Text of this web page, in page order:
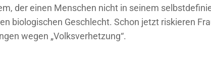
der einen Menschen nicht in seinem
biologischen Geschlecht. Schon jetzt riskieren
wegen „Volksverhetzung“.